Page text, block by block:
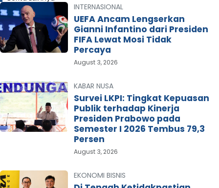
INTERNASIONAL
UEFA Ancam Lengserkan
Gianni Infantino dari Presiden
FIFA Lewat Mosi Tidak
Percaya
August 3, 2026
KABAR NUSA
Survei LKPI: Tingkat Kepuasan
Publik terhadap Kinerja
Presiden Prabowo pada
Semester I 2026 Tembus 79,3
Persen
August 3, 2026
EKONOMI BISNIS